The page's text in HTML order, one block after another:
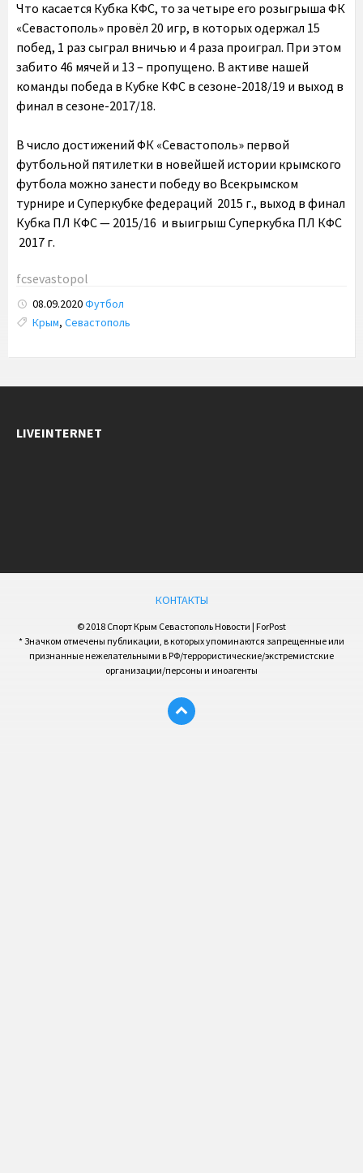
Что касается Кубка КФС, то за четыре его розыгрыша ФК
«Севастополь» провёл 20 игр, в которых одержал 15
побед, 1 раз сыграл вничью и 4 раза проиграл. При этом
забито 46 мячей и 13 – пропущено. В активе нашей
команды победа в Кубке КФС в сезоне-2018/19 и выход в
финал в сезоне-2017/18.
В число достижений ФК «Севастополь» первой
футбольной пятилетки в новейшей истории крымского
футбола можно занести победу во Всекрымском
турнире и Суперкубке федераций 2015 г., выход в финал
Кубка ПЛ КФС — 2015/16 и выигрыш Суперкубка ПЛ КФС
2017 г.
fcsevastopol
08.09.2020Футбол
Tags:
Крым, Севастополь
LIVEINTERNET
КОНТАКТЫ
© 2018 Спорт Крым Севастополь Новости | ForPost
* Значком отмечены публикации, в которых упоминаются запрещенные или
признанные нежелательными в РФ/террористические/экстремистские
организации/персоны и иноагенты